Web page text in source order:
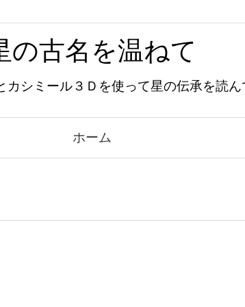
の古名を温ねて
カシミール３Ｄを使って星の伝承を読
ホーム